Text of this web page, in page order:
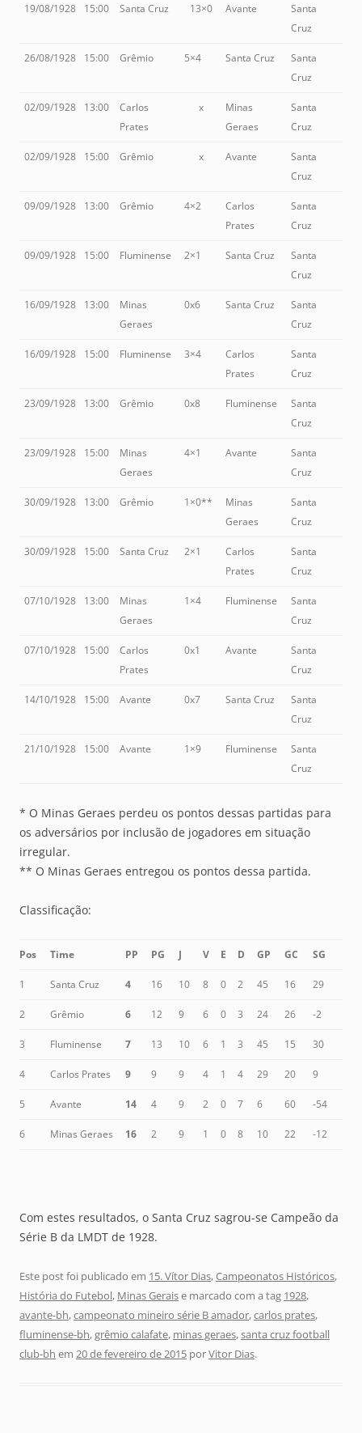
19/08/1928 15:00 Santa Cruz 13×0 Avante
Santa
Cruz
26/08/1928 15:00 Grêmio 5×4 Santa Cruz
Santa
Cruz
02/09/1928 13:00
Carlos
Prates
x
Minas
Geraes
Santa
Cruz
02/09/1928 15:00 Grêmio x Avante
Santa
Cruz
09/09/1928 13:00 Grêmio 4×2
Carlos
Prates
Santa
Cruz
09/09/1928 15:00 Fluminense 2×1 Santa Cruz
Santa
Cruz
16/09/1928 13:00
Minas
Geraes
0x6 Santa Cruz
Santa
Cruz
16/09/1928 15:00 Fluminense 3×4
Carlos
Prates
Santa
Cruz
23/09/1928 13:00 Grêmio 0x8 Fluminense
Santa
Cruz
23/09/1928 15:00
Minas
Geraes
4×1 Avante
Santa
Cruz
30/09/1928 13:00 Grêmio 1×0**
Minas
Geraes
Santa
Cruz
30/09/1928 15:00 Santa Cruz 2×1
Carlos
Prates
Santa
Cruz
07/10/1928 13:00
Minas
Geraes
1×4 Fluminense
Santa
Cruz
07/10/1928 15:00
Carlos
Prates
0x1 Avante
Santa
Cruz
14/10/1928 15:00 Avante 0x7 Santa Cruz
Santa
Cruz
21/10/1928 15:00 Avante 1×9 Fluminense
Santa
Cruz
* O Minas Geraes perdeu os pontos dessas partidas para
os adversários por inclusão de jogadores em situação
irregular.
** O Minas Geraes entregou os pontos dessa partida.
Classificação:
Pos Time PP PG J V E D GP GC SG
1 Santa Cruz 4 16 10 8 0 2 45 16 29
2 Grêmio 6 12 9 6 0 3 24 26 -2
3 Fluminense 7 13 10 6 1 3 45 15 30
4 Carlos Prates 9 9 9 4 1 4 29 20 9
5 Avante 14 4 9 2 0 7 6 60 -54
6 Minas Geraes 16 2 9 1 0 8 10 22 -12
Com estes resultados, o Santa Cruz sagrou-se Campeão da
Série B da LMDT de 1928.
Este post foi publicado em 15. Vítor Dias,Campeonatos Históricos,
História do Futebol, Minas Geraise marcado com a tag 1928,
avante-bh,campeonato mineiro série B amador,carlos prates,
fluminense-bh,grêmio calafate, minas geraes,santa cruz football
club-bh em 20 de fevereiro de 2015 porVitor Dias.